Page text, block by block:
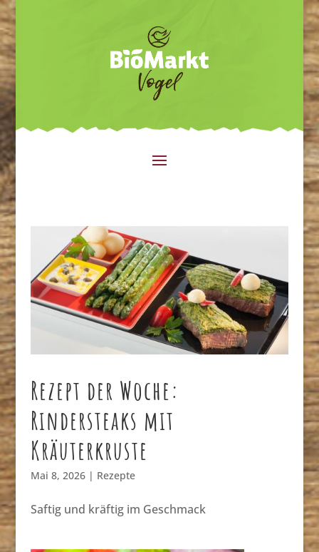
Rezept der Woche:
Rindersteaks mit
Kräuterkruste
Mai 8, 2026| Rezepte
Saftig und kräftig im Geschmack